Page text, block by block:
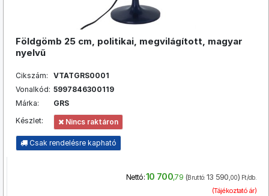
Földgömb 25 cm, politikai, megvilágított, magyar
nyelvű
Cikszám:
VTATGRS0001
Vonalkód: 5997846300119
Márka:
GRS
Készlet:
Nincs raktáron
Csak rendelésre kapható
Nettó:10 700,79 (Bruttó: 13 590,00) Ft/db.
(Tájékoztató ár)